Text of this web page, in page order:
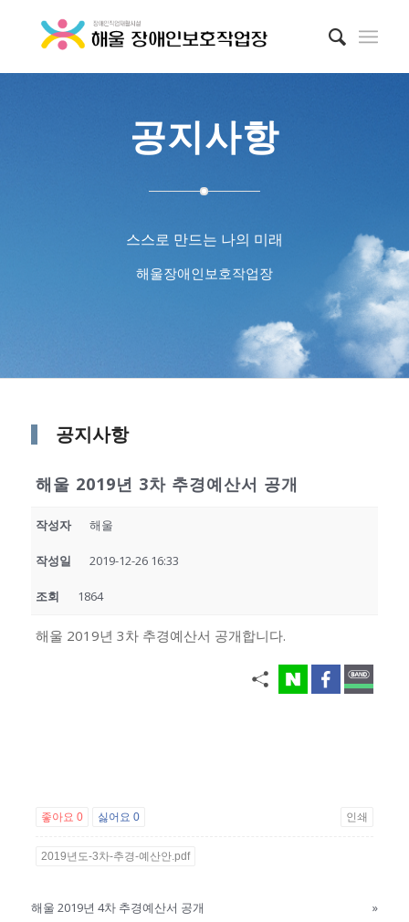
공지사항
스스로 만드는 나의 미래
해울장애인보호작업장
공지사항
해울 2019년 3차 추경예산서 공개
작성자 해울
작성일 2019-12-26 16:33
조회 1864
해울 2019년 3차 추경예산서 공개합니다.
좋아요 0 싫어요 0 인쇄
2019년도-3차-추경-예산안.pdf
해울 2019년 4차 추경예산서 공개 »